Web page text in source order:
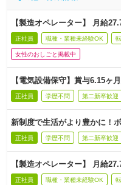
【製造オペレーター】 月給
正社員 職種・業種未経験OK
女性のおしごと掲載中
【電気設備保守】賞与6.15ヶ
正社員 学歴不問 第二新卒歓迎
新制度で生活がより豊かに！
正社員 学歴不問 第二新卒歓迎
【製造オペレーター】 月給
正社員 職種・業種未経験OK